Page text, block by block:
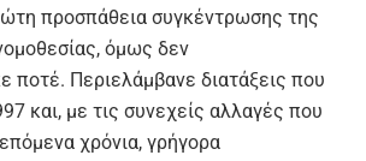
προσπάθεια συγκέντρωσης της
όμως δεν
ποτέ. Περιελάμβανε διατάξεις που
και, με τις συνεχείς αλλαγές που
χρόνια, γρήγορα